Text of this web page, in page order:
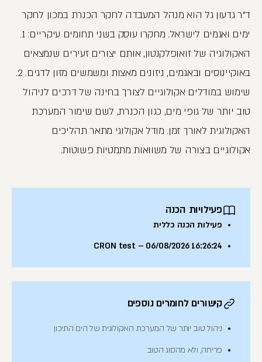
ד"ר גדעון גל הוא מנהל המעבדה לחקר הכנרת במכון לחקר
ימים ואגמים לישראל. מחקרו עוסק בשני תחומים עיקריים: 1.
האקולוגיה של זואופלקנטון, אותם יצורים זעירים שנמצאים
באוקיינוסים ובאגמים, ניזונים מאצות ומשמשים מזון לדגים. 2.
שימוש במודלים אקולוגיים לצורך בחינה של דרכים לניהול
טוב יותר של גופי מים, כגון הכנרת, לשם שימור המערכת
האקולוגית לאורך זמן. מודל אקולוגי מתאר תהליכים
אקולוגיים בצורה של משוואות מתמטיות פשוטות.
פעילויות הכנה
פעילות הכנה כללית
CRON test – 06/08/2026 16:26:24
קישורים לחומרים נוספים
ניהול טוב יותר של המערכת האקולוגית של הים התיכון
פריחה, ולא מהסוג הטוב